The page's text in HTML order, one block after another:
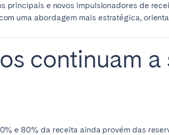
principais e novos impulsionadores de
uma abordagem mais estratégica,
continuam
e 80% da receita ainda provém das
Bern Geneva